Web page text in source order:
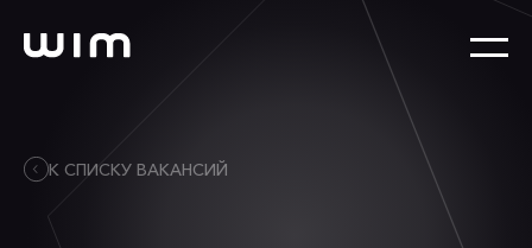
К СПИСКУ ВАКАНСИЙ